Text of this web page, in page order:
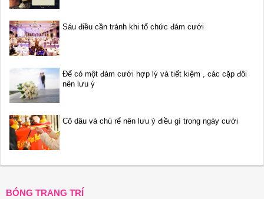
Sáu điều cần tránh khi tổ chức đám cưới
Để có một đám cưới hợp lý và tiết kiệm , các cặp đôi
nên lưu ý
Cô dâu và chú rể nên lưu ý điều gì trong ngày cưới
BÓNG TRANG TRÍ